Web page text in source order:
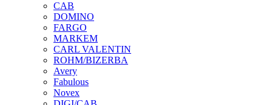
CAB
DOMINO
FARGO
MARKEM
CARL VALENTIN
ROHM/BIZERBA
Avery
Fabulous
Novex